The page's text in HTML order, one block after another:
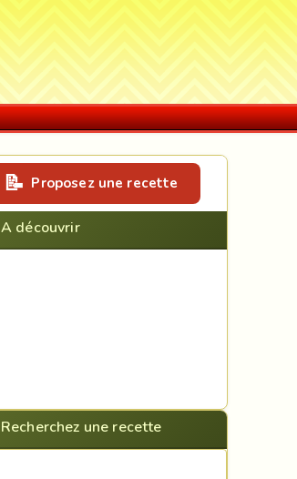
Proposez une recette
A découvrir
Recherchez une recette